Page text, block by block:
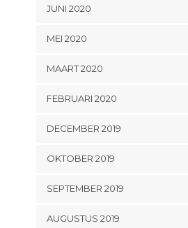
JUNI 2020
MEI 2020
MAART 2020
FEBRUARI 2020
DECEMBER 2019
OKTOBER 2019
SEPTEMBER 2019
AUGUSTUS 2019